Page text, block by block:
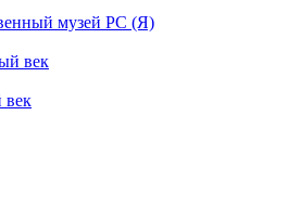
музей РС (Я)
век